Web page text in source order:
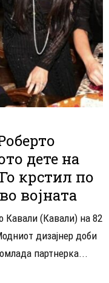
дете на
крстил по
војната
Кавали (Кавали) на 82
дизајнер доби
партнерка...